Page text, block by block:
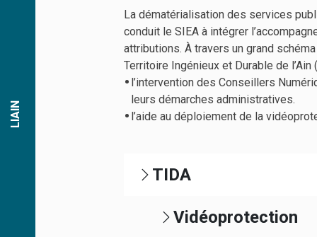
NOS
STRUCTURES
LIAIN
RSE
NOS STRUCTURES
LÉA
LIAIN
RSE
FIBRE
TRANSITION ÉNERGÉTIQUE
USAGES DU NUMÉRIQUE
IRVE
LIAIN
La dématérialisation des services
conduit le SIEA à intégrer
attributions. À travers un grand
Territoire Ingénieux et Durable de l’Ain
l’intervention des Conseillers
leurs démarches administratives.
l’aide au déploiement de la
TIDA
Vidéoprotection